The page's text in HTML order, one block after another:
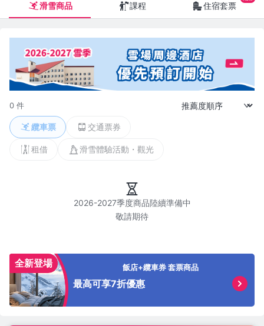
滑雪商品 課程 住宿套票
0 件
纜車票 交通票券
租借 滑雪體驗活動・觀光
2026-2027季度商品陸續準備中
全新登場 飯店+纜車券 套票商品
最高可享7折優惠